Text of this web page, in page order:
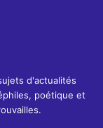
d'actualités
poétique et